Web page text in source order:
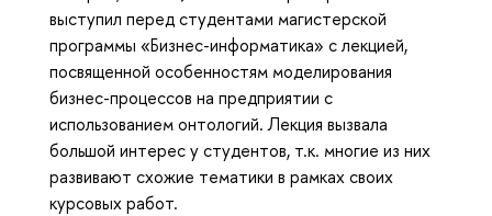
выступил перед студентами магистерской
программы «Бизнес-информатика» с лекцией,
посвященной особенностям моделирования
бизнес-процессов на предприятии с
использованием онтологий. Лекция вызвала
большой интерес у студентов, т.к. многие из них
развивают схожие тематики в рамках своих
курсовых работ.